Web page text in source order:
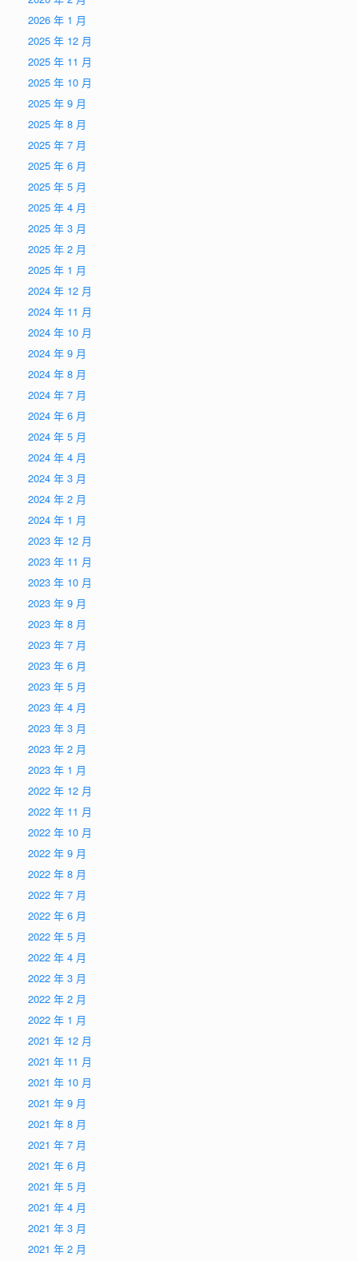
2026 年 1 月
2025 年 12 月
2025 年 11 月
2025 年 10 月
2025 年 9 月
2025 年 8 月
2025 年 7 月
2025 年 6 月
2025 年 5 月
2025 年 4 月
2025 年 3 月
2025 年 2 月
2025 年 1 月
2024 年 12 月
2024 年 11 月
2024 年 10 月
2024 年 9 月
2024 年 8 月
2024 年 7 月
2024 年 6 月
2024 年 5 月
2024 年 4 月
2024 年 3 月
2024 年 2 月
2024 年 1 月
2023 年 12 月
2023 年 11 月
2023 年 10 月
2023 年 9 月
2023 年 8 月
2023 年 7 月
2023 年 6 月
2023 年 5 月
2023 年 4 月
2023 年 3 月
2023 年 2 月
2023 年 1 月
2022 年 12 月
2022 年 11 月
2022 年 10 月
2022 年 9 月
2022 年 8 月
2022 年 7 月
2022 年 6 月
2022 年 5 月
2022 年 4 月
2022 年 3 月
2022 年 2 月
2022 年 1 月
2021 年 12 月
2021 年 11 月
2021 年 10 月
2021 年 9 月
2021 年 8 月
2021 年 7 月
2021 年 6 月
2021 年 5 月
2021 年 4 月
2021 年 3 月
2021 年 2 月